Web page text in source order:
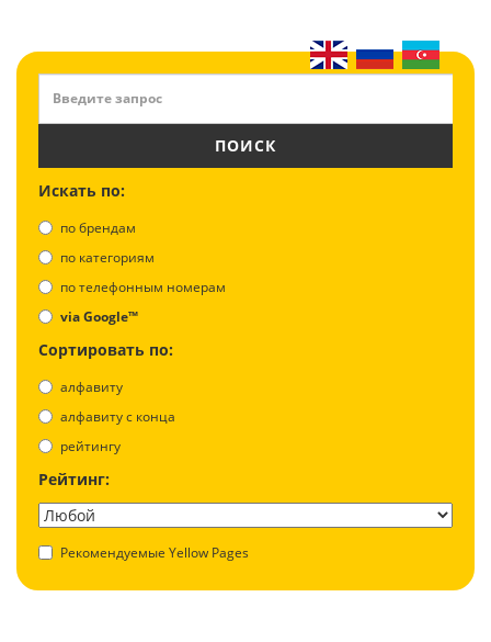
ПОИСК
Искать по:
по брендам
по категориям
по телефонным номерам
via Google™
Сортировать по:
алфавиту
aлфавиту с конца
рейтингу
Рейтинг:
Рекомендуемые Yellow Pages